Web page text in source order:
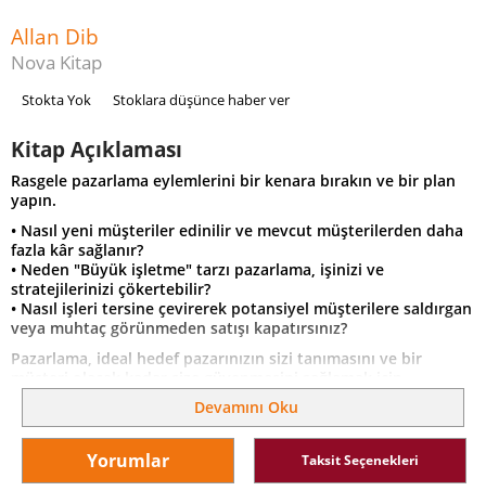
Allan Dib
Nova Kitap
Stokta Yok Stoklara düşünce haber ver
Kitap Açıklaması
Rasgele pazarlama eylemlerini bir kenara bırakın ve bir plan
yapın.
• Nasıl yeni müşteriler edinilir ve mevcut müşterilerden daha
fazla kâr sağlanır?
• Neden "Büyük işletme" tarzı pazarlama, işinizi ve
stratejilerinizi çökertebilir?
• Nasıl işleri tersine çevirerek potansiyel müşterilere saldırgan
veya muhtaç görünmeden satışı kapatırsınız?
Pazarlama, ideal hedef pazarınızın sizi tanımasını ve bir
kullandığınız stratejidir. Küçük işletmelerin çoğunun neden
vasat bir düzeyde ilerlediğini hiç merak ettiniz mi? Başarılı bir
iş kurmak için, rasgele pazarlama eylemleri yapmayı
bırakmanız ve hızlı iş büyümesi için güvenilir bir pazarlama
Devamını Oku
Yorumlar Taksit Seçenekleri